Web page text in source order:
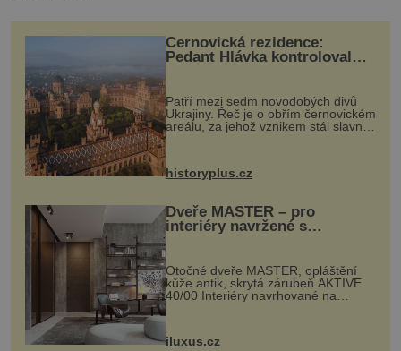
Černovická rezidence:
Pedant Hlávka kontroloval
Patří mezi sedm novodobých divů
Ukrajiny. Řeč je o obřím černovickém
areálu, za jehož vznikem stál slavný
český architekt Josef Hlávka. Ten si
na něm dal mimořádně záležet. Jeho
historyplus.cz
Dveře MASTER – pro
interiéry navržené s
rozumem i vášní!
Otočné dveře MASTER, opláštění
kůže antik, skrytá zárubeň AKTIVE
40/00 Interiéry navrhované na
zakázku často vyžadují atypické
rozměry nejen nábytku, ale i
dnes umož...
iluxus.cz